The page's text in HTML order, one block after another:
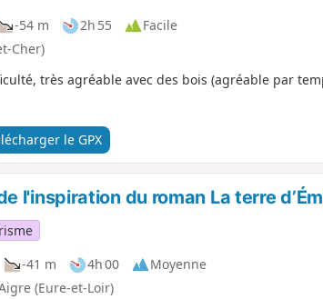
-54 m 2h 55
Facile
Cher)
très agréable avec des bois (agréable par
le GPX
l'inspiration du roman La terre
-41 m 4h 00
Moyenne
(Eure-et-Loir)